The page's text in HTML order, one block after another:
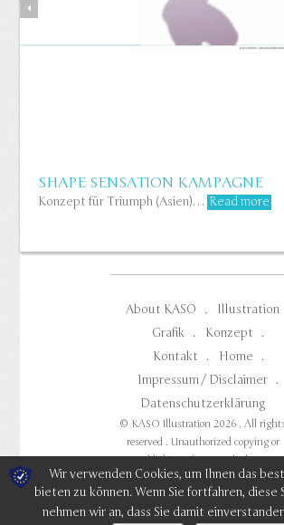
SHAPE SENSATION KAMPAGNE
Konzept für Triumph (Asien)… Read more
About KASO
Illustration
Grafik
Konzept
Kontakt
Home
Impressum / Disclaimer
Datenschutzerklärung
© KASO Illustration 2026 . All
reserved . Unauthorized copying or
prohibited.
Wir verwenden Cookies, um Ihnen das
bieten zu können. Wenn Sie fortfahren, diese
nehmen wir an, dass Sie damit